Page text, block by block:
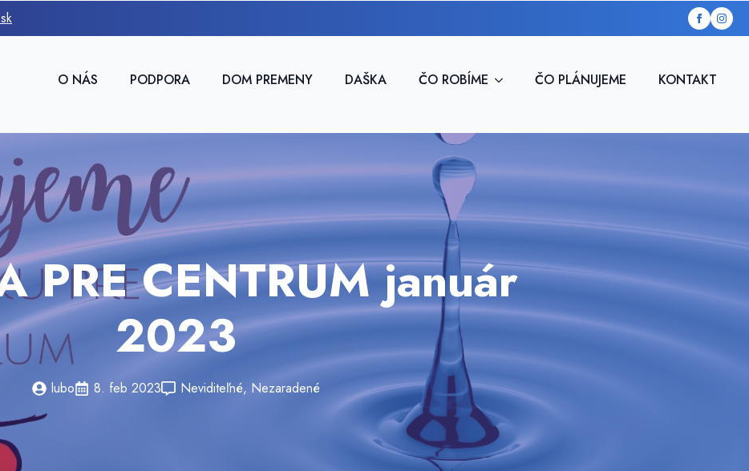
O NÁS PODPORA DOM PREMENY DAŠKA ČO ROBÍME ČO PLÁNUJEME KONTAKT
PRE CENTRUM január
2023
lubo 8. feb 2023 Neviditeľné Nezaradené